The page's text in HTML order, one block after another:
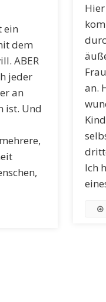
ein
dem
ABER
jeder
an
ist. Und
an.
Ich